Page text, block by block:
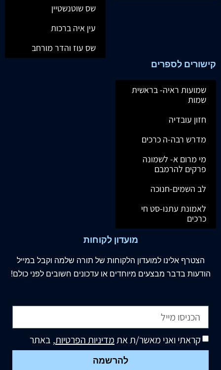
שס שוטנשטיין
עין איה ברכות
שס עוז והדר מורחב
קישורים לספרים
שמועות ראיה- בראשית
שמות
חזון עובדיה
מדרש רבה-ה כרכים
מי מרום א- לשמונה
פרקים להרמבם
לב השמים-חנוכה
לאמונת עתנו-סט חי
כרכים
מועדון לקוחות
הצטרף אלינו למועדון הלקוחות של תורה שלמה וקבל במייל
הודעות בדבר מבצעים מיוחדים או עדכונים חשובים לפני כולם!
קראתי ואני מאשר/ת אתמדיניות הפרטיות, באתר
להרשמה